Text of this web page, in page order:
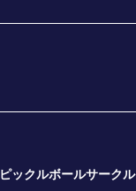
ピックルボールサークル